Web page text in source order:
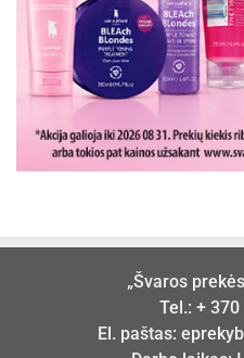
„Švaros
Tel.: +
El. paštas: